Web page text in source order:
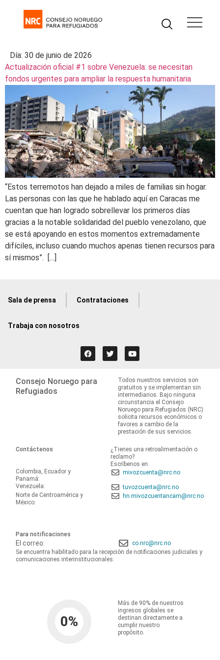
Día: 30 de junio de 2026
Actualización oficial #1 sobre Venezuela: se necesitan
fondos urgentes para ampliar la respuesta humanitaria
“Estos terremotos han dejado a miles de familias sin hogar.
Las personas con las que he hablado aquí en Caracas me
cuentan que han logrado sobrellevar los primeros días
gracias a la notable solidaridad del pueblo venezolano, que
se está apoyando en estos momentos extremadamente
difíciles, incluso cuando muchos apenas tienen recursos para
sí mismos”. […]
Sala de prensa Contrataciones
Trabaja con nosotros
Consejo Noruego para
Refugiados
Todos nuestros servicios son
gratuitos y se implementan sin
intermediarios. Bajo ninguna
circunstancia el Consejo
Noruego para Refugiados (NRC)
solicita recursos económicos o
favores a cambio de la
prestación de sus servicios.
Contáctenos
¿Tienes una retroalimentación o
reclamo?
Escríbenos en:
Colombia, Ecuador y
Panamá:
mivozcuenta@nrc.no
Venezuela:
tuvozcuenta@nrc.no
Norte de Centroamérica y
México:
hn.mivozcuentancam@nrc.no
Para notificaciones
El correo:
co.nrc@nrc.no
Se encuentra habilitado para la recepción de notificaciones judiciales y
comunicaciones interinstitucionales.
0%
Más de 90% de nuestros
ingresos globales se
destinan directamente a
cumplir nuestro
propósito.